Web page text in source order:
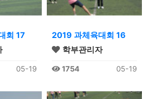
회 17
05-19
2019 과체육대회 16
학부관리자
1754 05-19